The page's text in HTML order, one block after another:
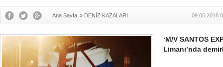
Ana Sayfa » DENİZ KAZALARI 09.05.2018
‘M/V SANTOS
Limanı’nda